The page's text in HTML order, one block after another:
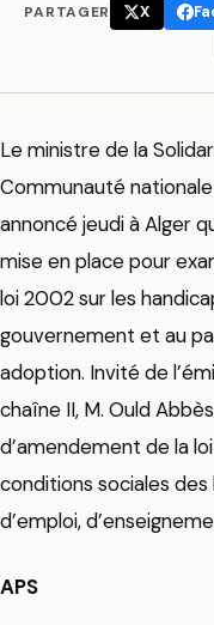
PARTAGER X
Le ministre de la
Communauté nationale
annoncé jeudi à Alger
mise en place pour
loi 2002 sur les
gouvernement et au
adoption. Invité de
chaîne II, M. Ould
d’amendement de la
conditions sociales
d’emploi,
APS